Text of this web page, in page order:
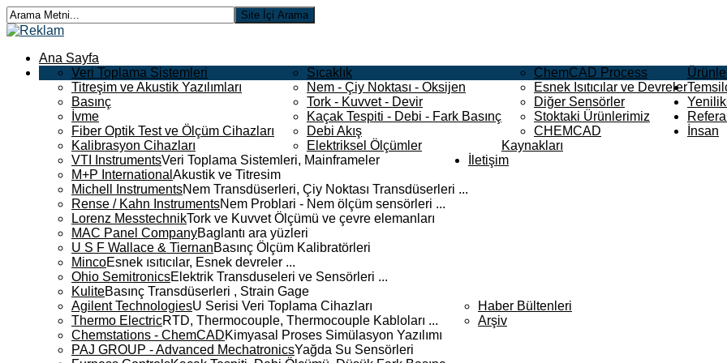
Ana Sayfa
Veri Toplama Sistemleri
Titreşim ve Akustik Yazılımları
Basınç
İvme
Fiber Optik Test ve Ölçüm Cihazları
Kalibrasyon Cihazları
Sıcaklık
Nem - Çiy Noktası - Oksijen
Tork - Kuvvet - Devir
Kaçak Tespiti - Debi - Fark Basınç
Debi Akış
Elektriksel Ölçümler
ChemCAD Process
Esnek Isıtıcılar ve Devreler
Diğer Sensörler
Stoktaki Ürünlerimiz
CHEMCAD
VTI InstrumentsVeri Toplama Sistemleri, Mainframeler
M+P International Akustik ve Titresim
Michell InstrumentsNem Transdüserleri, Çiy Noktası Transdüserleri ...
Rense / Kahn InstrumentsNem Problari - Nem ölçüm sensörleri ...
Lorenz MesstechnikTork ve Kuvvet Ölçümü ve çevre elemanları
MAC Panel CompanyBaglantı ara yüzleri
U S F Wallace & TiernanBasınç Ölçüm Kalibratörleri
MincoEsnek ısıtıcılar, Esnek devreler ...
Ohio SemitronicsElektrik Transduseleri ve Sensörleri ...
KuliteBasınç Transdüserleri , Strain Gage
Agilent TechnologiesU Serisi Veri Toplama Cihazları
Thermo ElectricRTD, Thermocouple, Thermocouple Kabloları ...
Chemstations - ChemCADKimyasal Proses Simülasyon Yazılımı
PAJ GROUP - Advanced MechatronicsYağda Su Sensörleri
Haber Bültenleri
Arşiv
İnsan
Kaynakları
İletişim